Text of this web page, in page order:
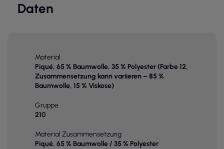
Daten
Material
Piqué, 65 % Baumwolle, 35 % Polyester (Farbe 12,
Zusammensetzung kann variieren – 85 %
Baumwolle, 15 % Viskose)
Gruppe
210
Material Zusammensetzung
Piqué, 65 % Baumwolle / 35 % Polyester